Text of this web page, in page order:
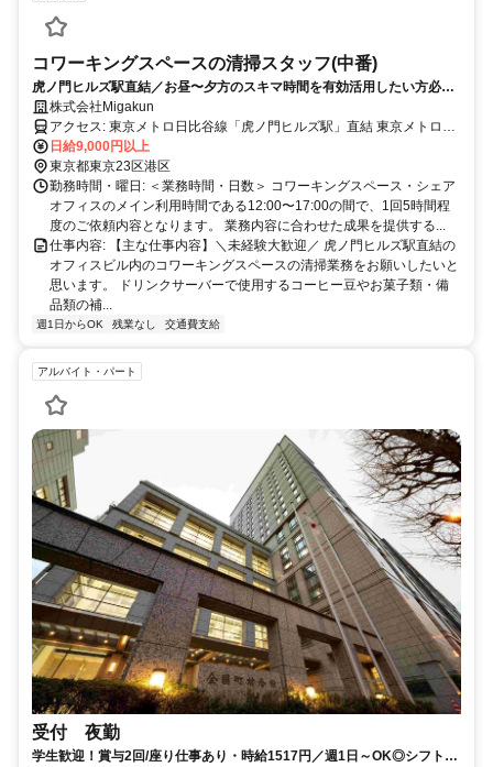
コワーキングスペースの清掃スタッフ(中番)
虎ノ門ヒルズ駅直結／お昼〜夕方のスキマ時間を有効活用したい方必
見！ご家庭の清掃スキルで収入UP！虎ノ門ヒルズ駅近くにあるコワーキ
ングスペース・シェアオフィス内の環境美化・清掃業務をお任せしま
す。
株式会社Migakun
アクセス: 東京メトロ日比谷線「虎ノ門ヒルズ駅」直結 東京メトロ銀
座線「虎ノ門駅」B4出口より徒歩2分 JR各線「新橋駅」より徒歩11
分
日給9,000円以上
東京都東京23区港区
勤務時間・曜日: ＜業務時間・日数＞ コワーキングスペース・シェア
オフィスのメイン利用時間である12:00〜17:00の間で、1回5時間程
度のご依頼内容となります。 業務内容に合わせた成果を提供する...
仕事内容: 【主な仕事内容】＼未経験大歓迎／ 虎ノ門ヒルズ駅直結の
オフィスビル内のコワーキングスペースの清掃業務をお願いしたいと
思います。 ドリンクサーバーで使用するコーヒー豆やお菓子類・備
品類の補...
週1日からOK 残業なし 交通費支給
アルバイト・パート
受付 夜勤
学生歓迎！賞与2回/座り仕事あり・時給1517円／週1日～OK◎シフト融